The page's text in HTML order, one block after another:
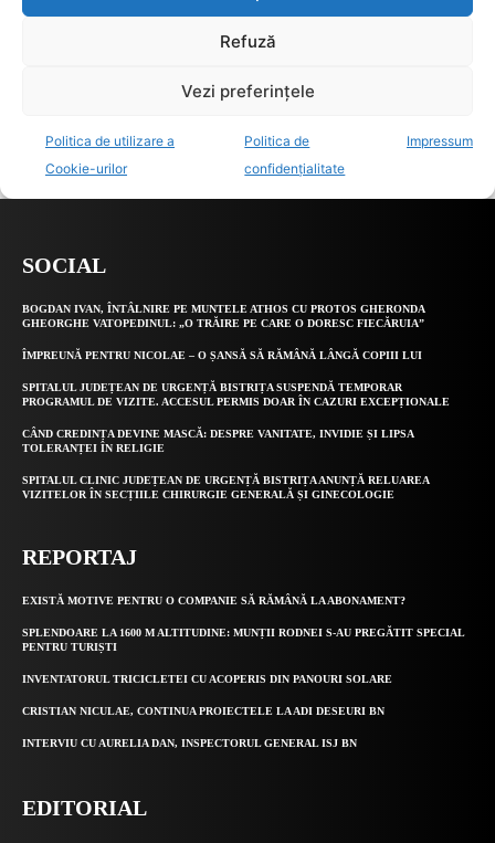
SOCIAL
BOGDAN IVAN, ÎNTÂLNIRE PE MUNTELE ATHOS CU PROTOS GHERONDA
GHEORGHE VATOPEDINUL: „O TRĂIRE PE CARE O DORESC FIECĂRUIA”
ÎMPREUNĂ PENTRU NICOLAE – O ȘANSĂ SĂ RĂMÂNĂ LÂNGĂ COPIII LUI
SPITALUL JUDEȚEAN DE URGENȚĂ BISTRIȚA SUSPENDĂ TEMPORAR
PROGRAMUL DE VIZITE. ACCESUL PERMIS DOAR ÎN CAZURI EXCEPȚIONALE
CÂND CREDINȚA DEVINE MASCĂ: DESPRE VANITATE, INVIDIE ȘI LIPSA
TOLERANȚEI ÎN RELIGIE
SPITALUL CLINIC JUDEȚEAN DE URGENȚĂ BISTRIȚA ANUNȚĂ RELUAREA
VIZITELOR ÎN SECȚIILE CHIRURGIE GENERALĂ ȘI GINECOLOGIE
REPORTAJ
EXISTĂ MOTIVE PENTRU O COMPANIE SĂ RĂMÂNĂ LA ABONAMENT?
SPLENDOARE LA 1600 M ALTITUDINE: MUNȚII RODNEI S-AU PREGĂTIT SPECIAL
PENTRU TURIȘTI
INVENTATORUL TRICICLETEI CU ACOPERIS DIN PANOURI SOLARE
CRISTIAN NICULAE, CONTINUA PROIECTELE LA ADI DESEURI BN
INTERVIU CU AURELIA DAN, INSPECTORUL GENERAL ISJ BN
EDITORIAL